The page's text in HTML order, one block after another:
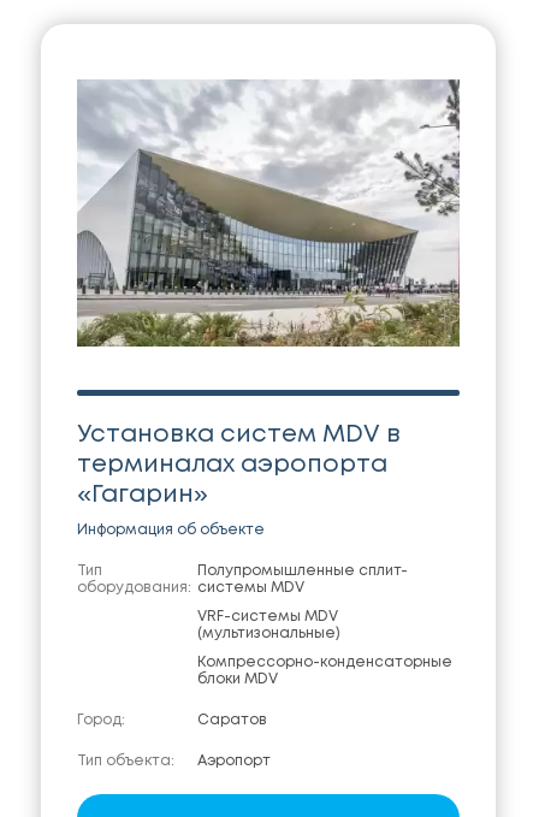
Установка систем MDV в
терминалах аэропорта
«Гагарин»
Информация об объекте
Тип
оборудования:
Полупромышленные сплит-
системы MDV
VRF-системы MDV
(мультизональные)
Компрессорно-конденсаторные
блоки MDV
Город: Саратов
Тип объекта: Аэропорт